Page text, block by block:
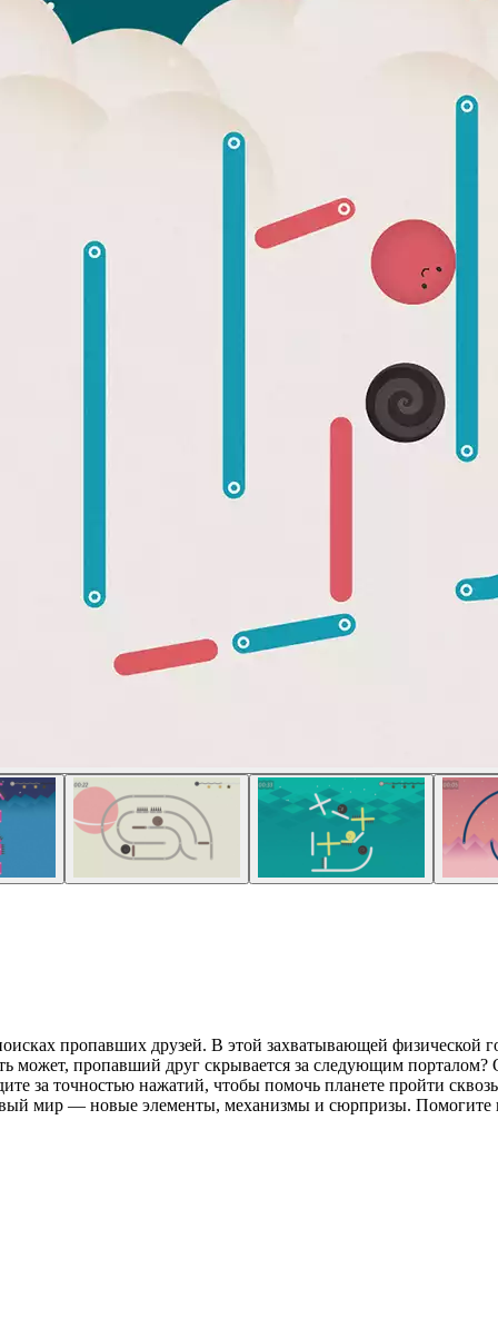
пропавших друзей. В этой захватывающей физической
пропавший друг скрывается за следующим порталом?
за точностью нажатий, чтобы помочь планете пройти
мир — новые элементы, механизмы и сюрпризы. Помогите